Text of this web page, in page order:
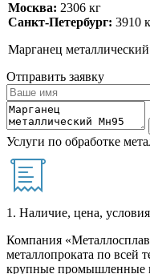
Москва: 2306 кг
Санкт-Петербург: 3910
Марганец
Отправить заявку
Услуги по обработке
1. Наличие, цена, условия
Компания
металлопроката по всей
крупные промышленные